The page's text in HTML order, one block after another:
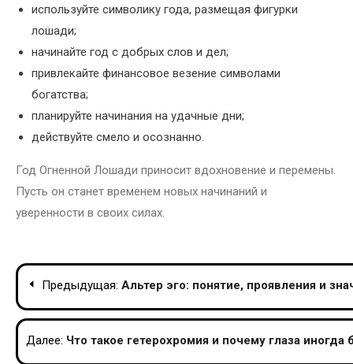
используйте символику года, размещая фигурки
лошади;
начинайте год с добрых слов и дел;
привлекайте финансовое везение символами
богатства;
планируйте начинания на удачные дни;
действуйте смело и осознанно.
Год Огненной Лошади приносит вдохновение и перемены.
Пусть он станет временем новых начинаний и
уверенности в своих силах.
Навигация
по
записям
Предыдущая: Альтер эго: понятие, проявления и
Далее: Что такое гетерохромия и почему глаза